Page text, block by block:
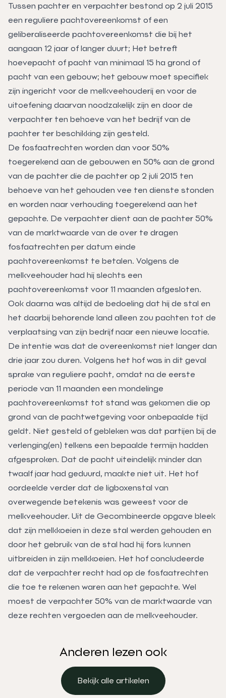
Tussen pachter en verpachter bestond op 2 juli 2015
een reguliere pachtovereenkomst of een
geliberaliseerde pachtovereenkomst die bij het
aangaan 12 jaar of langer duurt; Het betreft
hoevepacht of pacht van minimaal 15 ha grond of
pacht van een gebouw; het gebouw moet specifiek
zijn ingericht voor de melkveehouderij en voor de
uitoefening daarvan noodzakelijk zijn en door de
verpachter ten behoeve van het bedrijf van de
pachter ter beschikking zijn gesteld.
De fosfaatrechten worden dan voor 50%
toegerekend aan de gebouwen en 50% aan de grond
van de pachter die de pachter op 2 juli 2015 ten
behoeve van het gehouden vee ten dienste stonden
en worden naar verhouding toegerekend aan het
gepachte. De verpachter dient aan de pachter 50%
van de marktwaarde van de over te dragen
fosfaatrechten per datum einde
pachtovereenkomst te betalen. Volgens de
melkveehouder had hij slechts een
pachtovereenkomst voor 11 maanden afgesloten.
Ook daarna was altijd de bedoeling dat hij de stal en
het daarbij behorende land alleen zou pachten tot de
verplaatsing van zijn bedrijf naar een nieuwe locatie.
De intentie was dat de overeenkomst niet langer dan
drie jaar zou duren. Volgens het hof was in dit geval
sprake van reguliere pacht, omdat na de eerste
periode van 11 maanden een mondelinge
pachtovereenkomst tot stand was gekomen die op
grond van de pachtwetgeving voor onbepaalde tijd
geldt. Niet gesteld of gebleken was dat partijen bij de
verlenging(en) telkens een bepaalde termijn hadden
afgesproken. Dat de pacht uiteindelijk minder dan
twaalf jaar had geduurd, maakte niet uit. Het hof
oordeelde verder dat de ligboxenstal van
overwegende betekenis was geweest voor de
melkveehouder. Uit de Gecombineerde opgave bleek
dat zijn melkkoeien in deze stal werden gehouden en
door het gebruik van de stal had hij fors kunnen
uitbreiden in zijn melkkoeien. Het hof concludeerde
dat de verpachter recht had op de fosfaatrechten
die toe te rekenen waren aan het gepachte. Wel
moest de verpachter 50% van de marktwaarde van
deze rechten vergoeden aan de melkveehouder.
Anderen lezen ook
Bekijk alle artikelen